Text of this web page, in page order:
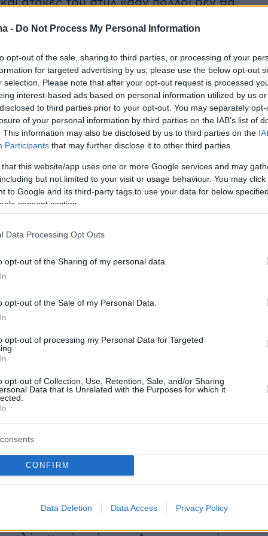
- Do Not Process My Personal Information
opt-out of the sale, sharing to third parties, or processing of your
for targeted advertising by us, please use the below opt-out
selection. Please note that after your opt-out request is processed
interest-based ads based on personal information utilized by us
to third parties prior to your opt-out. You may separately
of your personal information by third parties on the IAB’s list of
This information may also be disclosed by us to third parties on the
Participants that may further disclose it to other third parties.
that this website/app uses one or more Google services and may
but not limited to your visit or usage behaviour. You may
to Google and its third-party tags to use your data for below
consent section.
Data Processing Opt Outs
opt-out of the Sharing of my personal data.
opt-out of the Sale of my Personal Data.
opt-out of processing my Personal Data for Targeted
opt-out of Collection, Use, Retention, Sale, and/or Sharing
Data that Is Unrelated with the Purposes for which it
CONFIRM
Data Deletion Data Access Privacy Policy
φτάσει σε αυτό το επίπεδο. Ο Ολυμπιακός
και καπάκι κατέκτησε το ντάμπλ στην
προπονητής του δεν έχει καμία όρεξη να
σεζόν και να πονοκεφαλιάζει κάθε φορά
έτοιμους.
θα υπάρχουν οι μάχες για την
όταν το πρωτάθλημα της χώρας
τόσο ανταγωνιστικό, όταν υπάρχει το
η ομάδα έχει τόσους διεθνείς και μπροστά
που μπορούν να σταθούν στο
να είναι λίγο πιο αυξημένος από πέρυσι. Ή
αυξημένος και είναι ο ίδιος, τότε 100%
πάνω από της περασμένης αγωνιστικής
το λέω εγώ, το λένε οι ανάγκες.
λοιπόν σε αυτή την… παράνοια για τις
που κάνουν στον προπονητή, αλλά
και με τους παρόντες. Αν πρέπει να το πούμε
χρειάζεσαι έξι πολύ καλούς
για να βγάλεις τη συγκεκριμένη σεζόν.
σε αυτούς τον Τσικίνιο που προορίζεται
πίσω από τον Ελ Κααμπί. Ο Μουζακίτης, ο
Γκαρσία είναι ήδη στο …στρατόπεδο,